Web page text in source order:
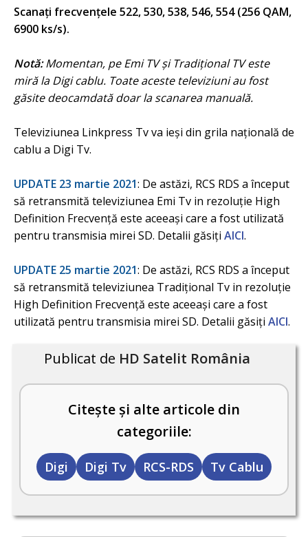
Scanați frecvenţele 522, 530, 538, 546, 554 (256 QAM,
6900 ks/s).
Notă:Momentan, pe Emi TV şi Tradițional TV este
miră la Digi cablu. Toate aceste televiziuni au fost
găsite deocamdată doar la scanarea manuală.
Televiziunea Linkpress Tv va ieși din grila națională de
cablu a Digi Tv.
UPDATE 23 martie 2021: De astăzi, RCS RDS a început
să retransmită televiziunea Emi Tv in rezoluție High
Definition Frecvență este aceeași care a fost utilizată
pentru transmisia mirei SD. Detalii găsiți AICI.
UPDATE 25 martie 2021: De astăzi, RCS RDS a început
să retransmită televiziunea Tradițional Tv in rezoluție
High Definition Frecvență este aceeași care a fost
utilizată pentru transmisia mirei SD. Detalii găsiți AICI.
Publicat de HD Satelit România
Citește și alte articole din
categoriile:
Digi Digi Tv RCS-RDS Tv Cablu